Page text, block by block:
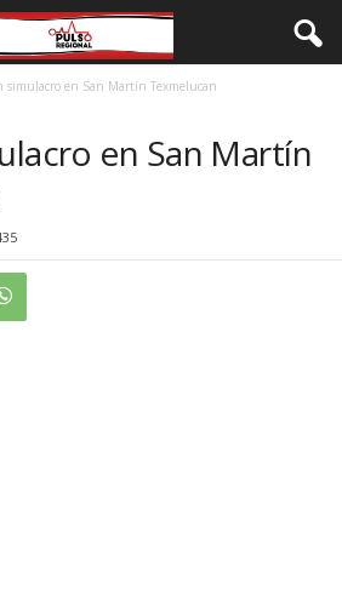
simulacro en San Martín Texmelucan
en San Martín